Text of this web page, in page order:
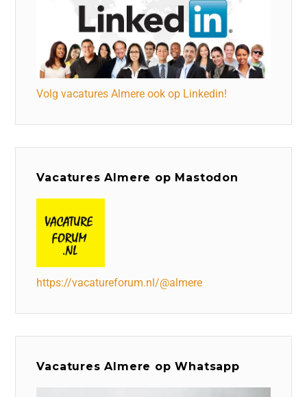
Volg vacatures Almere ook op Linkedin!
Vacatures Almere op Mastodon
https://vacatureforum.nl/@almere
Vacatures Almere op Whatsapp